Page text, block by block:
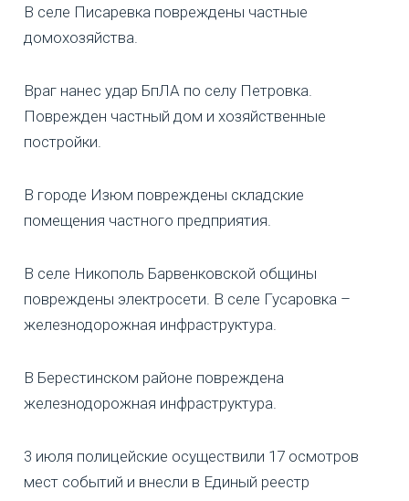
В селе Писаревка повреждены частные
домохозяйства.
Враг нанес удар БпЛА по селу Петровка.
Поврежден частный дом и хозяйственные
постройки.
В городе Изюм повреждены складские
помещения частного предприятия.
В селе Никополь Барвенковской общины
повреждены электросети. В селе Гусаровка –
железнодорожная инфраструктура.
В Берестинском районе повреждена
железнодорожная инфраструктура.
3 июля полицейские осуществили 17 осмотров
мест событий и внесли в Единый реестр